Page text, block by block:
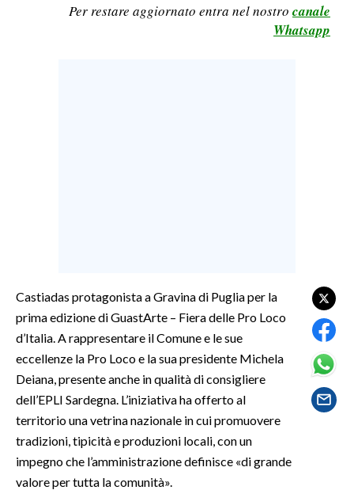
SPETTACOLI
SARDEGNA TURISMO
SARDI NEL MONDO
NOTIZIE
Per restare aggiornato entra nel nostro canale
Whatsapp
Castiadas protagonista a Gravina di Puglia per la
prima edizione di GuastArte – Fiera delle Pro Loco
d’Italia. A rappresentare il Comune e le sue
eccellenze la Pro Loco e la sua presidente Michela
Deiana, presente anche in qualità di consigliere
dell’EPLI Sardegna. L’iniziativa ha offerto al
territorio una vetrina nazionale in cui promuovere
tradizioni, tipicità e produzioni locali, con un
impegno che l’amministrazione definisce «di grande
valore per tutta la comunità».